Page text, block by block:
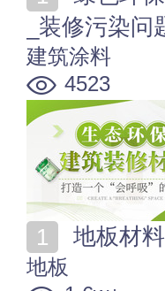
_装修污染
建筑涂料
4523
地板材
地板